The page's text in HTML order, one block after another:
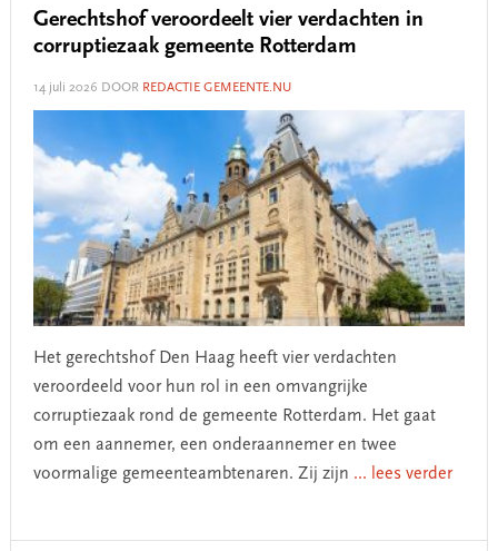
Gerechtshof veroordeelt vier verdachten in
corruptiezaak gemeente Rotterdam
14 juli 2026 DOOR REDACTIE GEMEENTE.NU
Het gerechtshof Den Haag heeft vier verdachten
veroordeeld voor hun rol in een omvangrijke
corruptiezaak rond de gemeente Rotterdam. Het gaat
om een aannemer, een onderaannemer en twee
voormalige gemeenteambtenaren. Zij zijn ... lees verder